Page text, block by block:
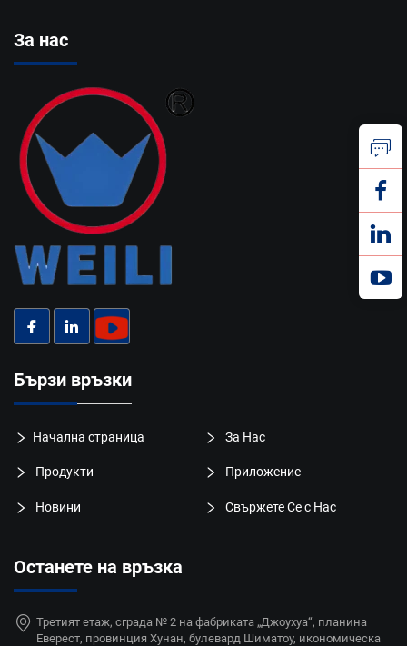
За нас
Бързи връзки
Начална страница За Нас
Продукти Приложение
Новини Свържете Се с Нас
Останете на връзка
Третият етаж, сграда № 2 на фабриката „Джоухуа“, планина
Еверест, провинция Хунан, булевард Шиматоу, икономическа